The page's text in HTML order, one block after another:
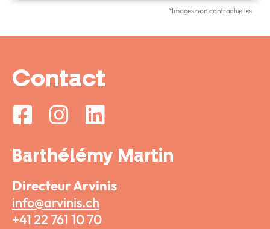
*Images non contractuelles
Contact
Barthélémy Martin
Directeur Arvinis
info@arvinis.ch
+41 22 761 10 70